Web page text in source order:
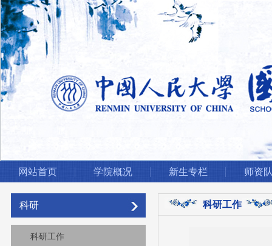
网站首页 学院概况 新生专栏 师资
科研
科研工作
科研工作